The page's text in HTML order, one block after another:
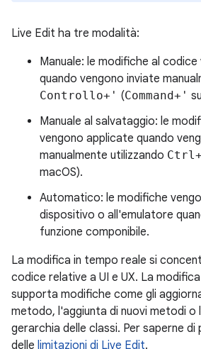
Live Edit ha tre modalità:
Manuale: le modifiche al
quando vengono inviate
Controllo+' (Command+'
Manuale al salvataggio: le
vengono applicate quando
manualmente utilizzando
macOS).
Automatico: le modifiche
dispositivo o all'emulatore
funzione componibile.
La modifica in tempo reale si
codice relative a UI e UX. La
supporta modifiche come gli
metodo, l'aggiunta di nuovi metodi o
gerarchia delle classi. Per saperne di
delle limitazioni di Live Edit.